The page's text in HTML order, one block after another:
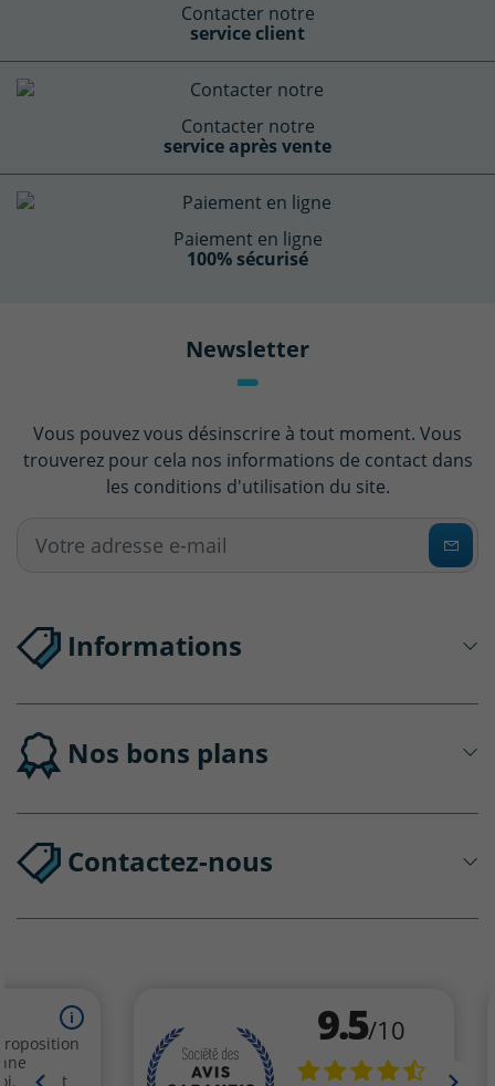
Contacter notre
service client
Contacter notre
service après vente
Paiement en ligne
100% sécurisé
Newsletter
Vous pouvez vous désinscrire à tout moment. Vous
trouverez pour cela nos informations de contact dans
les conditions d'utilisation du site.
Informations
Nos bons plans
Contactez-nous